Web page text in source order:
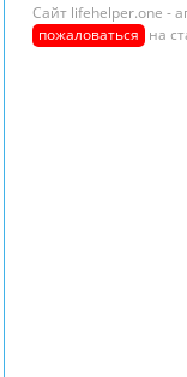
Сайт lifehelper.one -
пожаловаться на